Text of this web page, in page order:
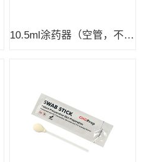
10.5ml涂药器（空管，不含液体）